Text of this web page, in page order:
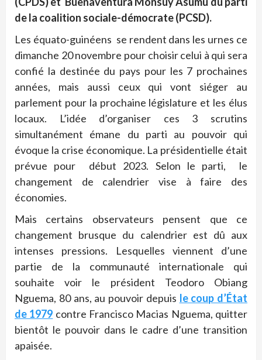
de la coalition sociale-démocrate (PCSD).
Les équato-guinéens se rendent dans les urnes ce
dimanche 20 novembre pour choisir celui à qui sera
confié la destinée du pays pour les 7 prochaines
années, mais aussi ceux qui vont siéger au
parlement pour la prochaine législature et les élus
locaux. L’idée d’organiser ces 3 scrutins
simultanément émane du parti au pouvoir qui
évoque la crise économique. La présidentielle était
prévue pour début 2023. Selon le parti, le
changement de calendrier vise à faire des
économies.
Mais certains observateurs pensent que ce
changement brusque du calendrier est dû aux
intenses pressions. Lesquelles viennent d’une
partie de la communauté internationale qui
souhaite voir le président Teodoro Obiang
Nguema, 80 ans, au pouvoir depuis le coup d’État
de 1979 contre Francisco Macias Nguema, quitter
bientôt le pouvoir dans le cadre d’une transition
apaisée.